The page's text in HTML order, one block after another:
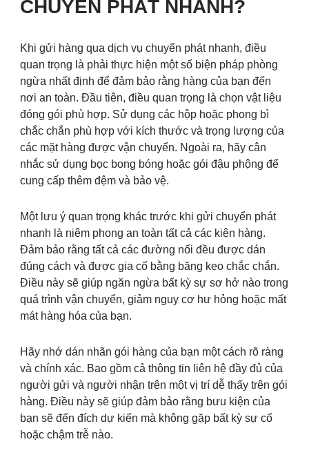
CHUYỂN PHÁT NHANH?
Khi gửi hàng qua dịch vụ chuyển phát nhanh, điều
quan trọng là phải thực hiện một số biện pháp phòng
ngừa nhất định để đảm bảo rằng hàng của bạn đến
nơi an toàn. Đầu tiên, điều quan trọng là chọn vật liệu
đóng gói phù hợp. Sử dụng các hộp hoặc phong bì
chắc chắn phù hợp với kích thước và trọng lượng của
các mặt hàng được vận chuyển. Ngoài ra, hãy cân
nhắc sử dụng bọc bong bóng hoặc gói đậu phộng để
cung cấp thêm đệm và bảo vệ.
Một lưu ý quan trọng khác trước khi gửi chuyển phát
nhanh là niêm phong an toàn tất cả các kiện hàng.
Đảm bảo rằng tất cả các đường nối đều được dán
đúng cách và được gia cố bằng băng keo chắc chắn.
Điều này sẽ giúp ngăn ngừa bất kỳ sự sơ hở nào trong
quá trình vận chuyển, giảm nguy cơ hư hỏng hoặc mất
mát hàng hóa của bạn.
Hãy nhớ dán nhãn gói hàng của bạn một cách rõ ràng
và chính xác. Bao gồm cả thông tin liên hệ đầy đủ của
người gửi và người nhận trên một vị trí dễ thấy trên gói
hàng. Điều này sẽ giúp đảm bảo rằng bưu kiện của
bạn sẽ đến đích dự kiến mà không gặp bất kỳ sự cố
hoặc chậm trễ nào.